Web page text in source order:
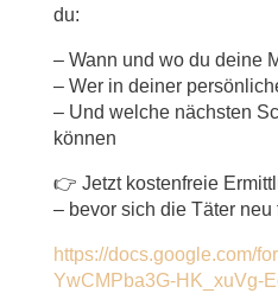
du:
– Wann und wo du deine
– Wer in deiner
– Und welche nächsten
können
👉 Jetzt kostenfreie
– bevor sich die Täter neu
https://docs.google.com/
YwCMPba3G-HK_xuVg-